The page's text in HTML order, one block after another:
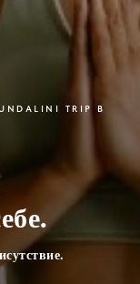
TRIP В